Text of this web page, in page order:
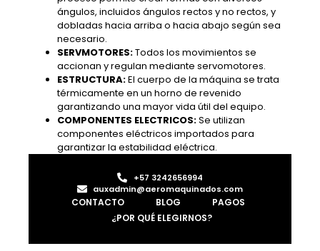
ángulos, incluidos ángulos rectos y no rectos, y
dobladas hacia arriba o hacia abajo según sea
necesario.
SERVMOTORES:Todos los movimientos se
accionan y regulan mediante servomotores.
ESTRUCTURA:El cuerpo de la máquina se trata
térmicamente en un horno de revenido
garantizando una mayor vida útil del equipo.
COMPONENTES ELECTRICOS:Se utilizan
componentes eléctricos importados para
garantizar la estabilidad eléctrica.